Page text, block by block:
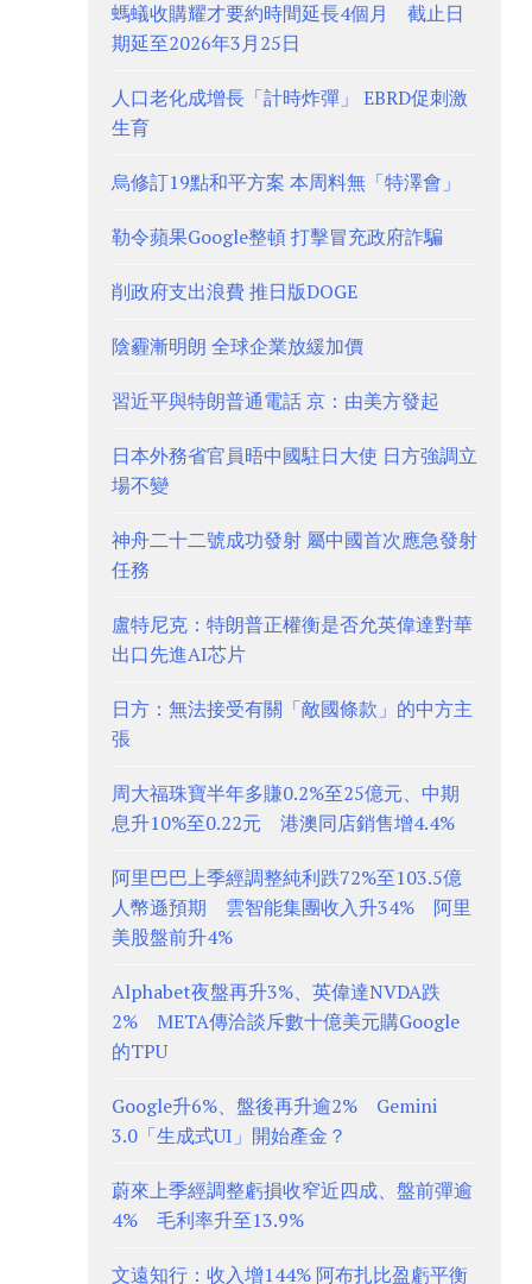
螞蟻收購耀才要約時間延長4個月 截止日
期延至2026年3月25日
人口老化成增長「計時炸彈」 EBRD促刺激
生育
烏修訂19點和平方案 本周料無「特澤會」
勒令蘋果Google整頓 打擊冒充政府詐騙
削政府支出浪費 推日版DOGE
陰霾漸明朗 全球企業放緩加價
習近平與特朗普通電話 京：由美方發起
日本外務省官員晤中國駐日大使 日方強調立
場不變
神舟二十二號成功發射 屬中國首次應急發射
任務
盧特尼克：特朗普正權衡是否允英偉達對華
出口先進AI芯片
日方：無法接受有關「敵國條款」的中方主
張
周大福珠寶半年多賺0.2%至25億元、中期
息升10%至0.22元 港澳同店銷售增4.4%
阿里巴巴上季經調整純利跌72%至103.5億
人幣遜預期 雲智能集團收入升34% 阿里
美股盤前升4%
Alphabet夜盤再升3%、英偉達NVDA跌
2% META傳洽談斥數十億美元購Google
的TPU
Google升6%、盤後再升逾2% Gemini
3.0「生成式UI」開始產金？
蔚來上季經調整虧損收窄近四成、盤前彈逾
4% 毛利率升至13.9%
文遠知行：收入增144% 阿布扎比盈虧平衡